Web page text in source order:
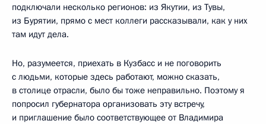
подключали несколько регионов: из Якутии, из Тувы,
из Бурятии, прямо с мест коллеги рассказывали, как у них
там идут дела.
Но, разумеется, приехать в Кузбасс и не поговорить
с людьми, которые здесь работают, можно сказать,
в столице отрасли, было бы тоже неправильно. Поэтому я
попросил губернатора организовать эту встречу,
и приглашение было соответствующее от Владимира